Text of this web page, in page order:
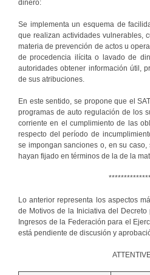
dinero:
Se implementa un esquema de
que realizan actividades vulnerables,
materia de prevención de actos u
de procedencia ilícita o lavado de
autoridades obtener información útil,
de sus atribuciones.
En este sentido, se propone que el
programas de auto regulación de los
corriente en el cumplimiento de las
respecto del período de
se impongan sanciones o, en su
hayan fijado en términos de la de la
Lo anterior representa los aspectos
de Motivos de la Iniciativa del
Ingresos de la Federación para el
está pendiente de discusión y